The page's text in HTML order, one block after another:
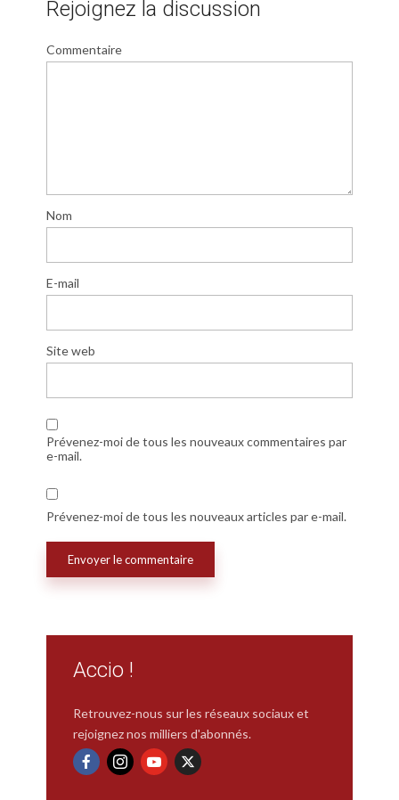
Rejoignez la discussion
Commentaire
Nom
E-mail
Site web
Prévenez-moi de tous les nouveaux commentaires par
e-mail.
Prévenez-moi de tous les nouveaux articles par e-mail.
Accio !
Retrouvez-nous sur les réseaux sociaux et
rejoignez nos milliers d'abonnés.